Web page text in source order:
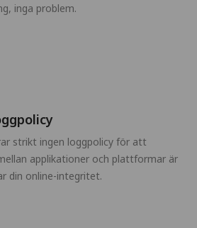
inga problem.
strikt ingen loggpolicy för att
applikationer och plattformar är
din online-integritet.